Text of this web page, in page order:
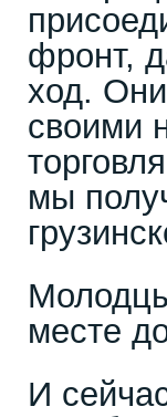
фронт,
ход.
своими
мы
месте
И